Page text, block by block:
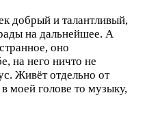
добрый и талантливый,
на дальнейшее. А
оно
на него ничто не
Живёт отдельно от
моей голове то музыку,